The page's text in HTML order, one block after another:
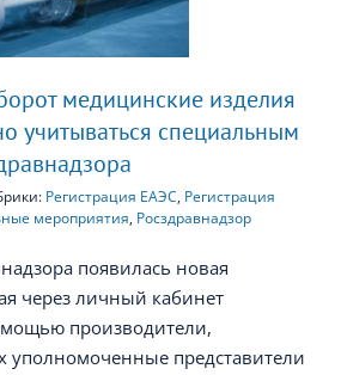
медицинские изделия
учитываться специальным
Регистрация ЕАЭС, Регистрация
мероприятия, Росздравнадзор
появилась новая
через личный кабинет
производители,
уполномоченные представители